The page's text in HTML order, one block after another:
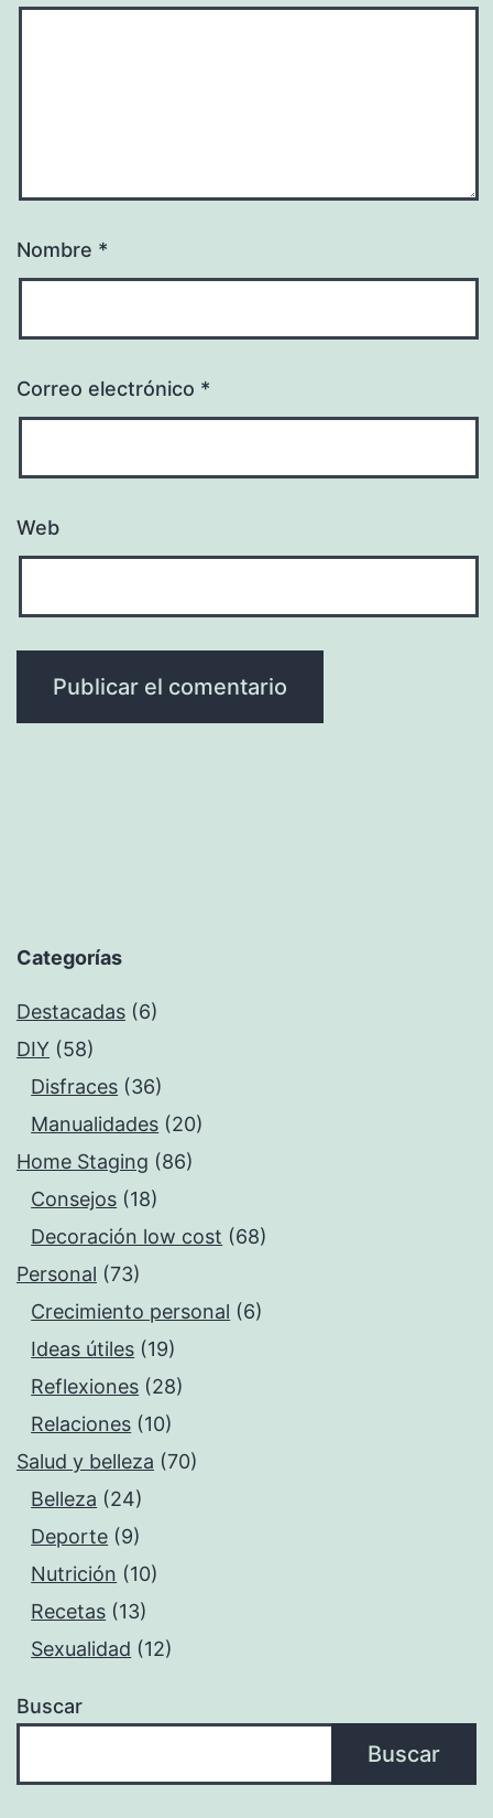
Nombre *
Correo electrónico *
Web
Categorías
Destacadas (6)
DIY (58)
Disfraces (36)
Manualidades (20)
Home Staging (86)
Consejos (18)
Decoración low cost (68)
Personal (73)
Crecimiento personal (6)
Ideas útiles (19)
Reflexiones (28)
Relaciones (10)
Salud y belleza (70)
Belleza (24)
Deporte (9)
Nutrición (10)
Recetas (13)
Sexualidad (12)
Buscar
Buscar